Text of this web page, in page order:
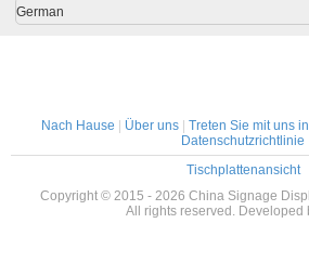
German
Nach Hause Über uns| Treten Sie mit uns
Datenschutzrichtlinie
Tischplattenansicht
Copyright © 2015 - 2026 China Signage
All rights reserved. Developed